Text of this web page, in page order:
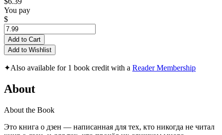
You pay
$
Add to Cart
Add to Wishlist
✦Also available for 1 book credit with a Reader Membership
About
About the Book
Это книга о дзен — написанная для тех, кто никогда не читал